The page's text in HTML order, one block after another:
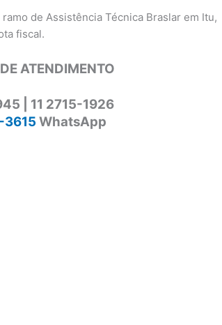
de Assistência Técnica Braslar em Itu,
fiscal.
ATENDIMENTO
| 11 2715-1926
3615 WhatsApp